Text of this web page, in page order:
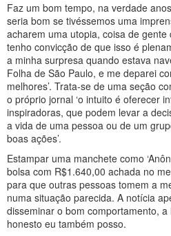
Faz um bom tempo, na verdade
seria bom se tivéssemos uma
acharem uma utopia, coisa de
tenho convicção de que isso é
a minha surpresa quando estava
Folha de São Paulo, e me deparei
melhores’. Trata-se de uma seção
o próprio jornal ‘o intuito é oferecer
inspiradoras, que podem levar a
a vida de uma pessoa ou de um
boas ações’.
Estampar uma manchete como
bolsa com R$1.640,00 achada no
para que outras pessoas tomem a
numa situação parecida. A notícia
disseminar o bom comportamento, a
honesto eu também posso.